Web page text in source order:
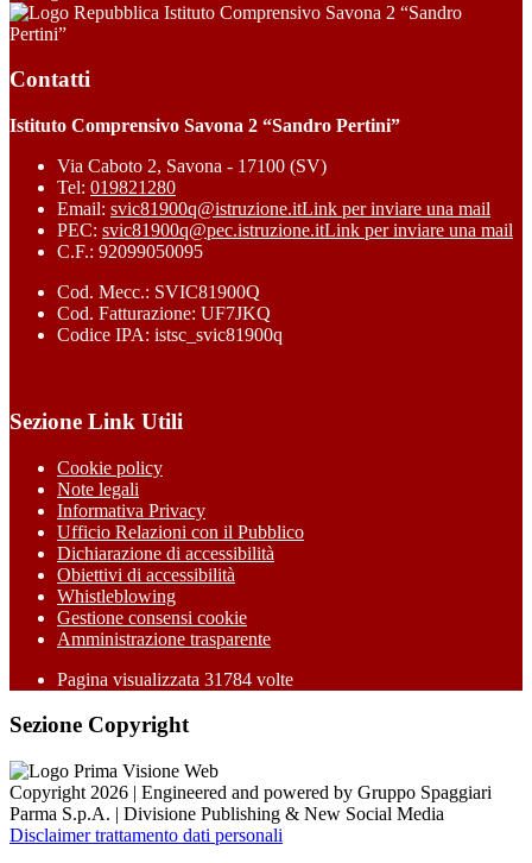
Istituto Comprensivo Savona 2 “Sandro
Pertini”
Contatti
Istituto Comprensivo Savona 2 “Sandro Pertini”
Via Caboto 2, Savona - 17100 (SV)
Tel: 019821280
Email: svic81900q@istruzione.itLink per inviare una mail
PEC: svic81900q@pec.istruzione.itLink per inviare una mail
C.F.: 92099050095
Cod. Mecc.: SVIC81900Q
Cod. Fatturazione: UF7JKQ
Codice IPA: istsc_svic81900q
Sezione Link Utili
Cookie policy
Note legali
Informativa Privacy
Ufficio Relazioni con il Pubblico
Dichiarazione di accessibilità
Obiettivi di accessibilità
Whistleblowing
Gestione consensi cookie
Amministrazione trasparente
Pagina visualizzata 31784 volte
Sezione Copyright
Copyright 2026 | Engineered and powered by Gruppo Spaggiari
Parma S.p.A. | Divisione Publishing & New Social Media
Disclaimer trattamento dati personali